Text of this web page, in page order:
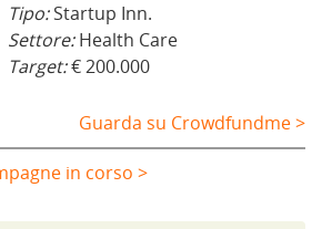
Tipo:Startup Inn.
Settore:Health Care
Target:€ 200.000
Guarda su Crowdfundme >
in corso >